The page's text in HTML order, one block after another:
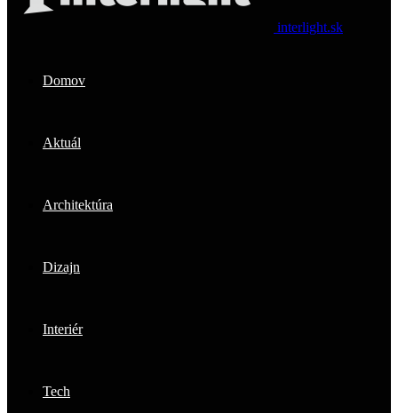
interlight.sk
Domov
Aktuál
Architektúra
Dizajn
Interiér
Tech